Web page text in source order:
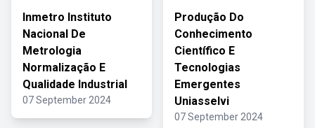
Inmetro Instituto
Nacional De
Metrologia
Normalização E
Qualidade Industrial
07 September 2024
Produção Do
Conhecimento
Científico E
Tecnologias
Emergentes
Uniasselvi
07 September 2024